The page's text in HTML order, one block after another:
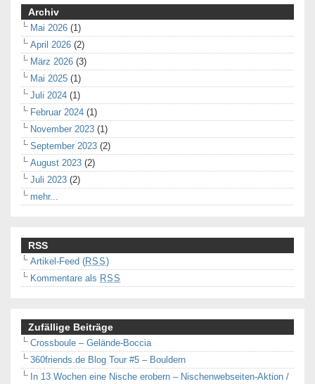
Archiv
Mai 2026 (1)
April 2026 (2)
März 2026 (3)
Mai 2025 (1)
Juli 2024 (1)
Februar 2024 (1)
November 2023 (1)
September 2023 (2)
August 2023 (2)
Juli 2023 (2)
mehr...
RSS
Artikel-Feed (RSS)
Kommentare als RSS
Zufällige Beiträge
Crossboule – Gelände-Boccia
360friends.de Blog Tour #5 – Bouldern
In 13 Wochen eine Nische erobern – Nischenwebseiten-Aktion /